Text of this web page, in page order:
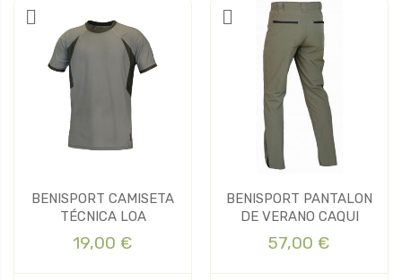
BENISPORT CAMISETA
TÉCNICA LOA
19,00 €
BENISPORT PANTALON
DE VERANO CAQUI
57,00 €